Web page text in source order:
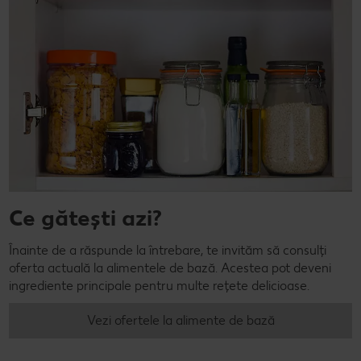
Ce gătești azi?
Înainte de a răspunde la întrebare, te invităm să consulți
oferta actuală la alimentele de bază. Acestea pot deveni
ingrediente principale pentru multe rețete delicioase.
Vezi ofertele la alimente de bază